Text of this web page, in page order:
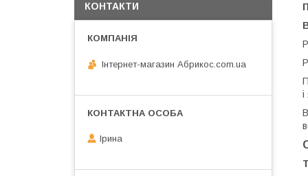
КОНТАКТИ
Інтернет-магазин Абрикос.com.ua
Ірина